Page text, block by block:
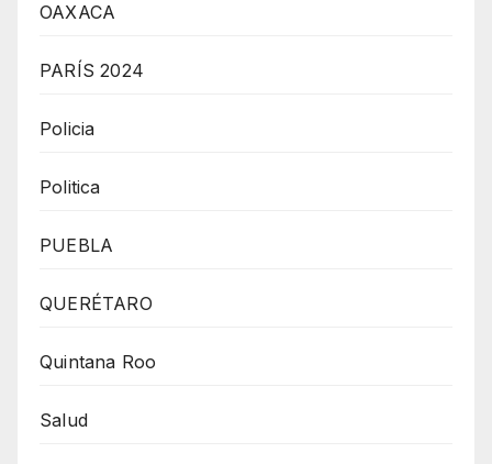
OAXACA
PARÍS 2024
Policia
Politica
PUEBLA
QUERÉTARO
Quintana Roo
Salud